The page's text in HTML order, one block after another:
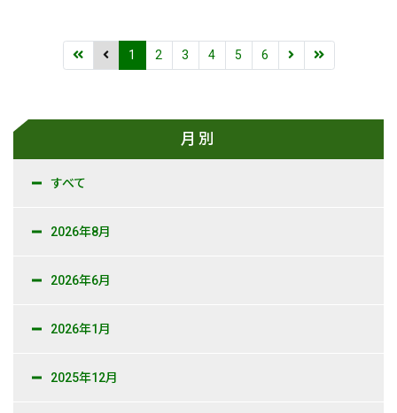
1 2 3 4 5 6
月別
すべて
2026年8月
2026年6月
2026年1月
2025年12月